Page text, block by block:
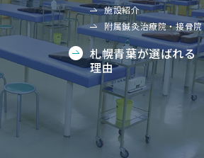
施設紹介
附属鍼灸治療院・接骨院
札幌青葉が選ばれる
理由